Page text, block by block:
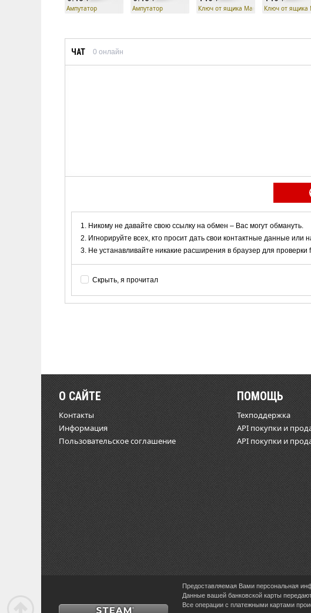
Ампутатор Ампутатор Ключ от ящика Манн КоКлюч от ящика
ЧАТ 0 онлайн
Никому не давайте свою ссылку на обмен – Вас могут обмануть.
Игнорируйте всех, кто просит дать свои контактные данные или
Не устанавливайте никакие расширения в браузер для проверки
Скрыть, я прочитал
О САЙТЕ
Контакты
Информация
Пользовательское соглашение
ПОМОЩЬ
Техподдержка
API покупки и
API покупки и
Предоставляемая Вами персональная
Данные вашей банковской карты
Все операции с платежными картами